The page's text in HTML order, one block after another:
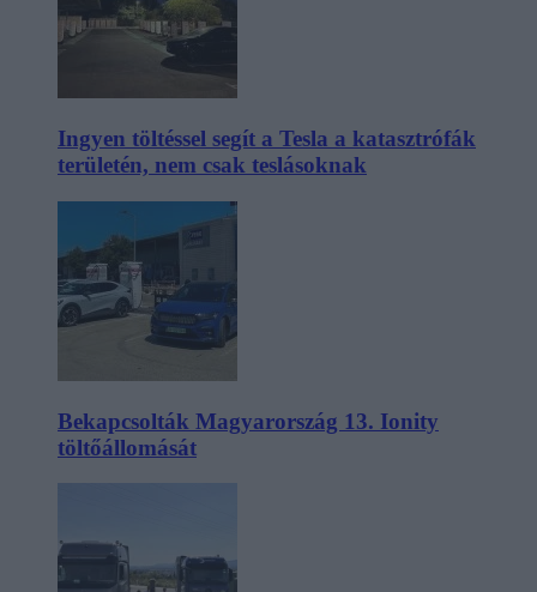
Ingyen töltéssel segít a Tesla a katasztrófák
területén, nem csak teslásoknak
Bekapcsolták Magyarország 13. Ionity
töltőállomását